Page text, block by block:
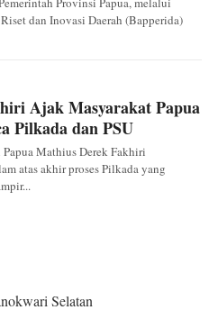
dan Inovasi Daerah (Bapperida)
Ajak Masyarakat Papua
Pilkada dan PSU
Mathius Derek Fakhiri
atas akhir proses Pilkada yang
Selatan